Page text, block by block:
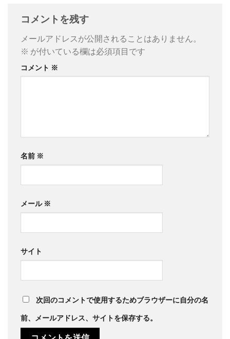
コメントを残す
メールアドレスが公開されることはありません。
※ が付いている欄は必須項目です
コメント ※
名前 ※
メール ※
サイト
次回のコメントで使用するためブラウザーに自分の名
前、メールアドレス、サイトを保存する。